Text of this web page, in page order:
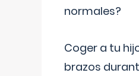
normales?
Coger a tu
brazos